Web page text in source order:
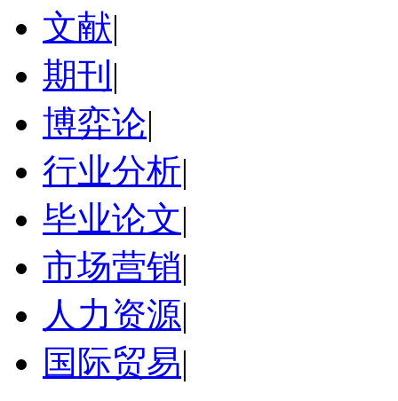
文献|
期刊 |
博弈论|
行业分析|
毕业论文|
市场营销|
人力资源|
国际贸易|